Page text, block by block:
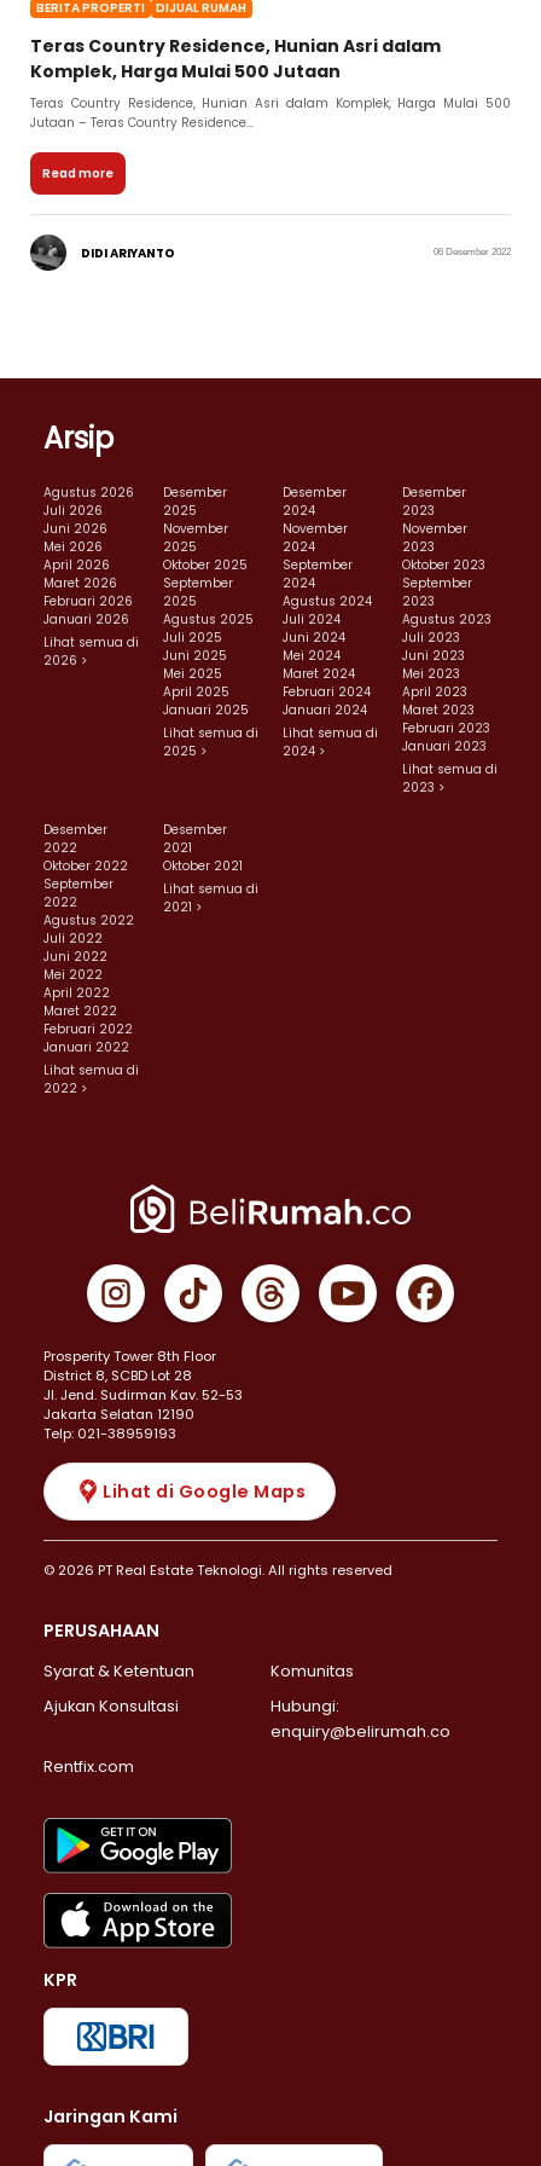
BERITA PROPERTI DIJUAL RUMAH
Teras Country Residence, Hunian Asri dalam
Komplek, Harga Mulai 500 Jutaan
Teras Country Residence, Hunian Asri dalam Komplek, Harga Mulai 500
Jutaan – Teras Country Residence...
Read more
DIDI ARIYANTO 06 Desember 2022
Arsip
Agustus 2026
Juli 2026
Juni 2026
Mei 2026
April 2026
Maret 2026
Februari 2026
Januari 2026
Lihat semua di
2026 >
Desember
2025
November
2025
Oktober 2025
September
2025
Agustus 2025
Juli 2025
Juni 2025
Mei 2025
April 2025
Januari 2025
Lihat semua di
2025 >
Desember
2024
November
2024
September
2024
Agustus 2024
Juli 2024
Juni 2024
Mei 2024
Maret 2024
Februari 2024
Januari 2024
Lihat semua di
2024 >
Desember
2023
November
2023
Oktober 2023
September
2023
Agustus 2023
Juli 2023
Juni 2023
Mei 2023
April 2023
Maret 2023
Februari 2023
Januari 2023
Lihat semua di
2023 >
Desember
2022
Oktober 2022
September
2022
Agustus 2022
Juli 2022
Juni 2022
Mei 2022
April 2022
Maret 2022
Februari 2022
Januari 2022
Lihat semua di
2022 >
Desember
2021
Oktober 2021
Lihat semua di
2021 >
Prosperity Tower 8th Floor
District 8, SCBD Lot 28
JI. Jend. Sudirman Kav. 52-53
Jakarta Selatan 12190
Telp: 021-38959193
Lihat di Google Maps
© 2026 PT Real Estate Teknologi. All rights reserved
PERUSAHAAN
Syarat & Ketentuan
Komunitas
Ajukan Konsultasi
Hubungi:
enquiry@belirumah.co
Rentfix.com
KPR
Jaringan Kami